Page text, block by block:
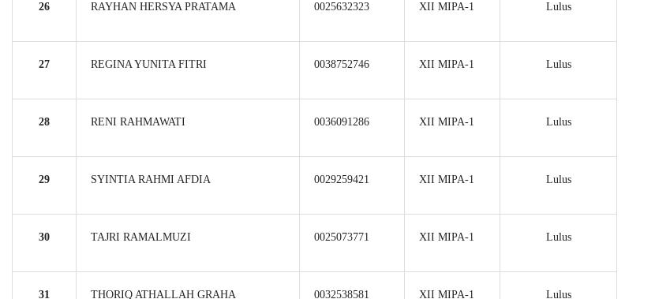
26 RAYHAN HERSYA PRATAMA 0025632323 XII MIPA-1 Lulus
27 REGINA YUNITA FITRI 0038752746 XII MIPA-1 Lulus
28 RENI RAHMAWATI 0036091286 XII MIPA-1 Lulus
29 SYINTIA RAHMI AFDIA 0029259421 XII MIPA-1 Lulus
30 TAJRI RAMALMUZI 0025073771 XII MIPA-1 Lulus
31 THORIQ ATHALLAH GRAHA 0032538581 XII MIPA-1 Lulus